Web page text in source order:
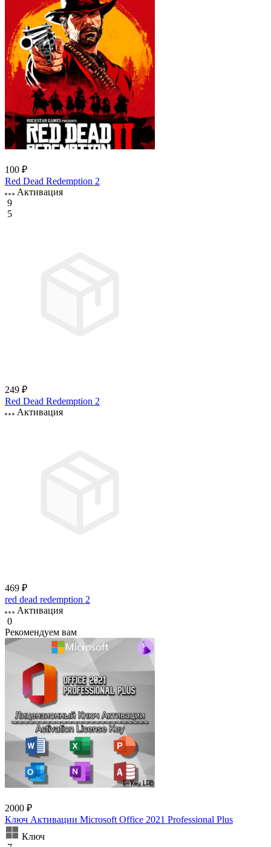
100 ₽
Red Dead Redemption 2
Активация
9
5
249 ₽
Red Dead Redemption 2
Активация
469 ₽
red dead redemption 2
Активация
0
Рекомендуем вам
2000 ₽
Ключ Активации Microsoft Office 2021 Professional Plus
Ключ